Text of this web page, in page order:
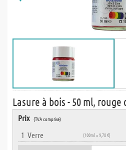
Lasure à bois - 50 ml, rouge
Prix (TVA comprise)
1 Verre (100ml = 9,78 €)